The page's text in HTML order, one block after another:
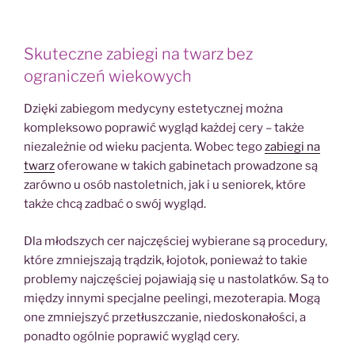
Skuteczne zabiegi na twarz bez
ograniczeń wiekowych
Dzięki zabiegom medycyny estetycznej można
kompleksowo poprawić wygląd każdej cery – także
niezależnie od wieku pacjenta. Wobec tegozabiegi na
twarzoferowane w takich gabinetach prowadzone są
zarówno u osób nastoletnich, jak i u seniorek, które
także chcą zadbać o swój wygląd.
Dla młodszych cer najczęściej wybierane są procedury,
które zmniejszają trądzik, łojotok, ponieważ to takie
problemy najczęściej pojawiają się u nastolatków. Są to
między innymi specjalne peelingi, mezoterapia. Mogą
one zmniejszyć przetłuszczanie, niedoskonałości, a
ponadto ogólnie poprawić wygląd cery.